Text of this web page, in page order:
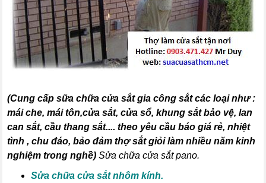
(Cung cấp sữa chữa cửa sắt gia công sắt các loại như :
mái che, mái tôn,cửa sắt, cửa sổ, khung sắt bảo vệ, lan
can sắt, cầu thang sắt.... theo yêu cầu báo giá rẻ, nhiệt
tình , chu đáo, bảo đảm thợ sắt giỏi làm nhiều năm kinh
nghiệm trong nghề)Sửa chữa cửa sắt pano.
Sửa chữa cửa sắt nhôm kính.